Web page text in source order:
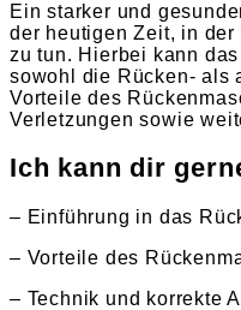
Ein starker und
der heutigen Zeit, in
zu tun. Hierbei kann
sowohl die Rücken- als
Vorteile des
Verletzungen sowie
Ich kann dir
– Einführung in das
– Vorteile des
– Technik und korrekte